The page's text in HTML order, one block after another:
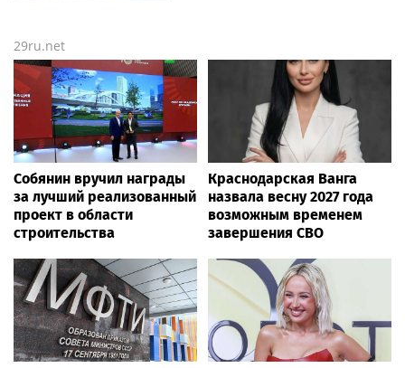
29ru.net
Собянин вручил награды
за лучший реализованный
проект в области
строительства
Краснодарская Ванга
назвала весну 2027 года
возможным временем
завершения СВО